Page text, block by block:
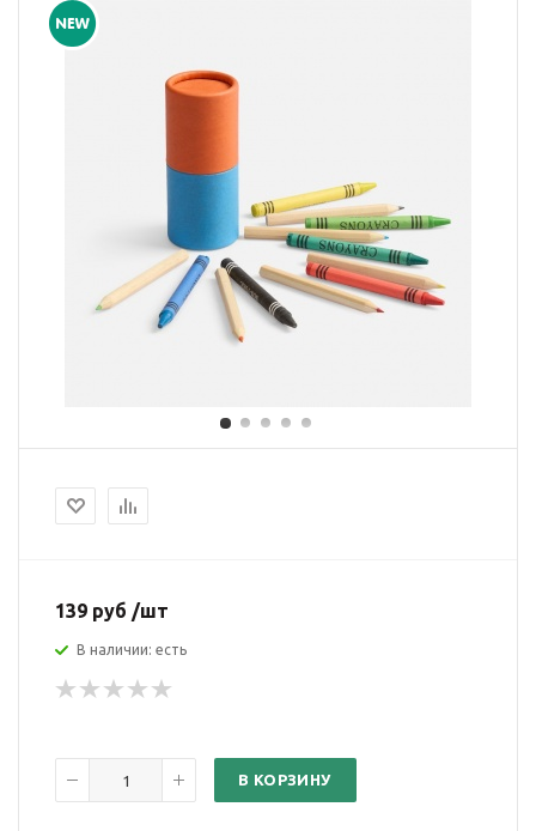
139 руб /шт
В наличии: есть
В КОРЗИНУ